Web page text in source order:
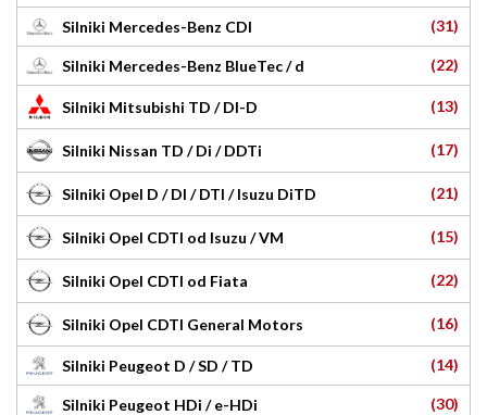
Silniki Mercedes-Benz CDI (31)
Silniki Mercedes-Benz BlueTec / d (22)
Silniki Mitsubishi TD / DI-D (13)
Silniki Nissan TD / Di / DDTi (17)
Silniki Opel D / DI / DTI / Isuzu DiTD (21)
Silniki Opel CDTI od Isuzu / VM (15)
Silniki Opel CDTI od Fiata (22)
Silniki Opel CDTI General Motors (16)
Silniki Peugeot D / SD / TD (14)
Silniki Peugeot HDi / e-HDi (30)